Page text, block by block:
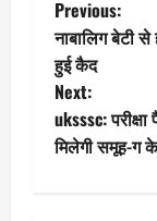
P
o
s
t
Previous:
नाबालिग बेटी
हुई कैद
Next:
uksssc:
मिलेगी समूह-ग